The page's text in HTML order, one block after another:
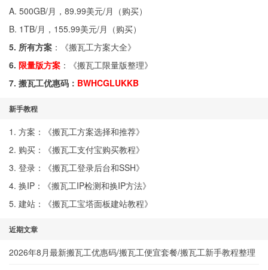
A. 500GB/月，89.99美元/月（购买）
B. 1TB/月，155.99美元/月（购买）
5. 所有方案 ：《搬瓦工方案大全》
6. 限量版方案 ：《搬瓦工限量版整理》
7. 搬瓦工优惠码： BWHCGLUKKB
新手教程
1. 方案：《搬瓦工方案选择和推荐》
2. 购买：《搬瓦工支付宝购买教程》
3. 登录：《搬瓦工登录后台和SSH》
4. 换IP：《搬瓦工IP检测和换IP方法》
5. 建站：《搬瓦工宝塔面板建站教程》
近期文章
2026年8月最新搬瓦工优惠码/搬瓦工便宜套餐/搬瓦工新手教程整理